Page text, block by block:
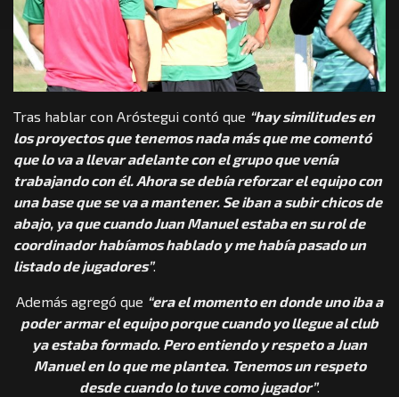
Tras hablar con Aróstegui contó que “hay similitudes en
los proyectos que tenemos nada más que me comentó
que lo va a llevar adelante con el grupo que venía
trabajando con él. Ahora se debía reforzar el equipo con
una base que se va a mantener. Se iban a subir chicos de
abajo, ya que cuando Juan Manuel estaba en su rol de
coordinador habíamos hablado y me había pasado un
listado de jugadores”.
Además agregó que “era el momento en donde uno iba a
poder armar el equipo porque cuando yo llegue al club
ya estaba formado. Pero entiendo y respeto a Juan
Manuel en lo que me plantea. Tenemos un respeto
desde cuando lo tuve como jugador”.